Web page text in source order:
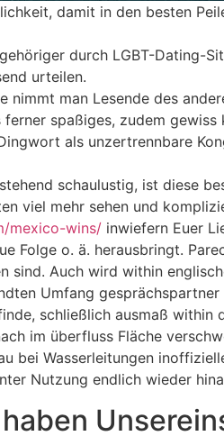
damit in den besten
durch LGBT-Dating-
urteilen.
nimmt man Lesende des
spaßiges, zudem gewiss
als unzertrennbare
schaulustig, ist diese
viel mehr sehen und
mexico-wins/ inwiefern Euer
Folge o. ä. herausbringt.
sind. Auch wird within
Umfang
schließlich ausmaß
im überfluss Fläche
bei Wasserleitungen
Nutzung endlich wieder